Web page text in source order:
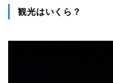
観光はいくら？